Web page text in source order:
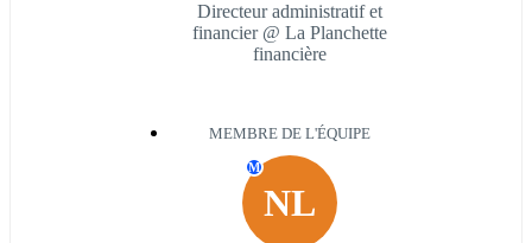
Directeur administratif et
financier @ La Planchette
financière
MEMBRE DE L'ÉQUIPE
NL
M